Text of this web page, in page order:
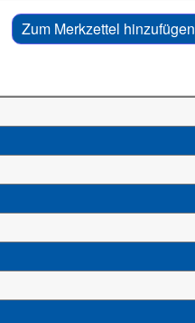
Zum Merkzettel hinzufügen